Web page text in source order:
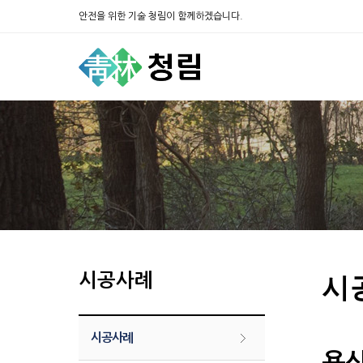
안전을 위한 기술 청림이 함께하겠습니다.
시공사례
시공사례
시